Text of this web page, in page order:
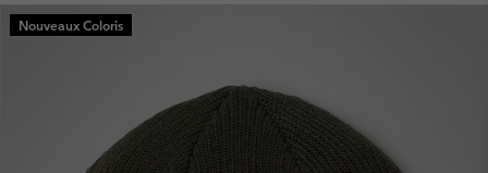
MAIN
NAV
Nouveaux Coloris